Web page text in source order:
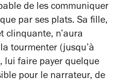
de les communiquer
par ses plats. Sa fille,
clinquante, n’aura
tourmenter (jusqu’à
lui faire payer quelque
pour le narrateur, de